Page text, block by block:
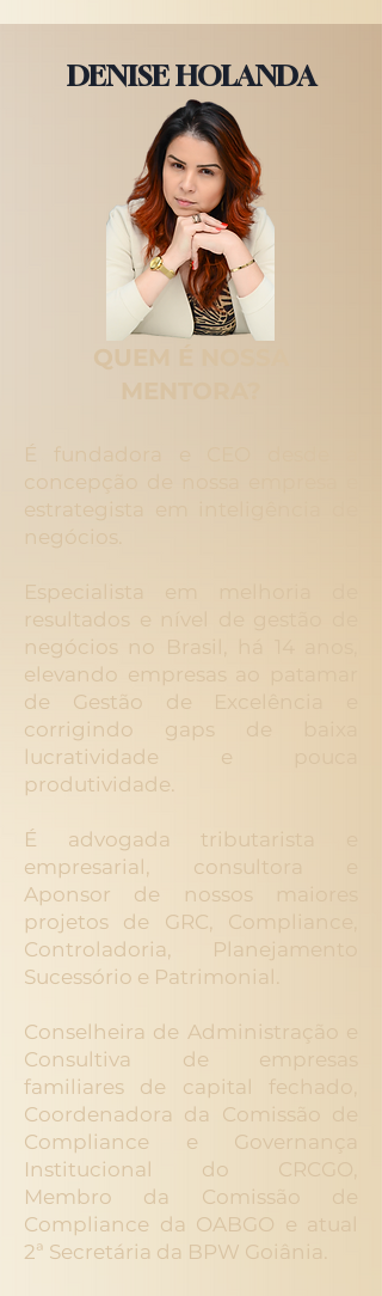
DENISE HOLANDA
QUEM É NOSSA
É fundadora e CEO desde a
concepção de nossa empresa e
estrategista em inteligência de
negócios.
Especialista em melhoria de
resultados e nível de gestão de
negócios no Brasil, há 14 anos,
elevando empresas ao patamar
de Gestão de Excelência e
corrigindo gaps de baixa
lucratividade e pouca
produtividade.
É advogada tributarista e
empresarial, consultora e
Aponsor de nossos maiores
projetos de GRC, Compliance,
Controladoria, Planejamento
Sucessório e Patrimonial.
Conselheira de Administração e
Consultiva de empresas
familiares de capital fechado,
Coordenadora da Comissão de
Compliance e Governança
Institucional do CRCGO,
Membro da Comissão de
Compliance da OABGO e atual
2ª Secretária da BPW Goiânia.